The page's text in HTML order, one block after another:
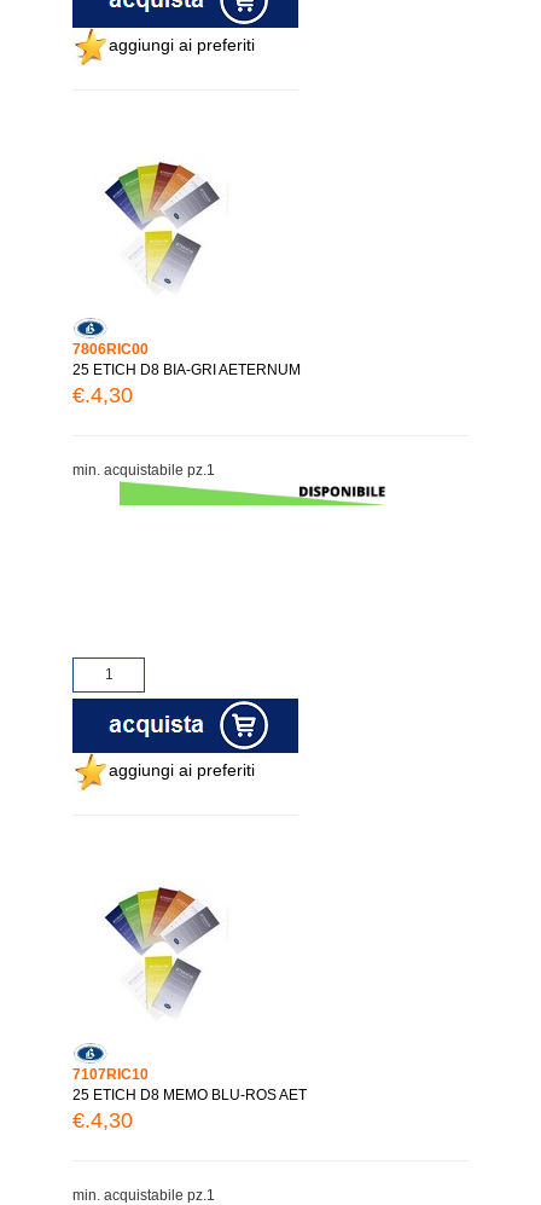
aggiungi ai preferiti
7806RIC00
25 ETICH D8 BIA-GRI AETERNUM
€.4,30
min. acquistabile pz.1
aggiungi ai preferiti
7107RIC10
25 ETICH D8 MEMO BLU-ROS AET
€.4,30
min. acquistabile pz.1